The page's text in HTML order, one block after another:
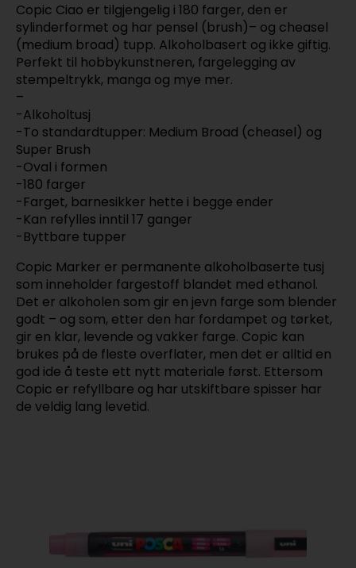
Copic Ciao er tilgjengelig i 180 farger, den er
sylinderformet og har pensel (brush)– og cheasel
(medium broad) tupp. Alkoholbasert og ikke giftig.
Perfekt til hobbykunstneren, fargelegging av
stempeltrykk, manga og mye mer.
–
-Alkoholtusj
-To standardtupper: Medium Broad (cheasel) og
Super Brush
-Oval i formen
-180 farger
-Farget, barnesikker hette i begge ender
-Kan refylles inntil 17 ganger
-Byttbare tupper
Copic Marker er permanente alkoholbaserte tusj
som inneholder fargestoff blandet med ethanol.
Det er alkoholen som gir en jevn farge som blender
godt – og som, etter den har fordampet og tørket,
gir en klar, levende og vakker farge. Copic kan
brukes på de fleste overflater, men det er alltid en
god ide å teste ett nytt materiale først. Ettersom
Copic er refyllbare og har utskiftbare spisser har
de veldig lang levetid.